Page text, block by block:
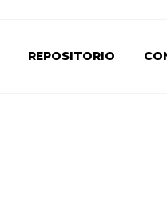
REPOSITORIO